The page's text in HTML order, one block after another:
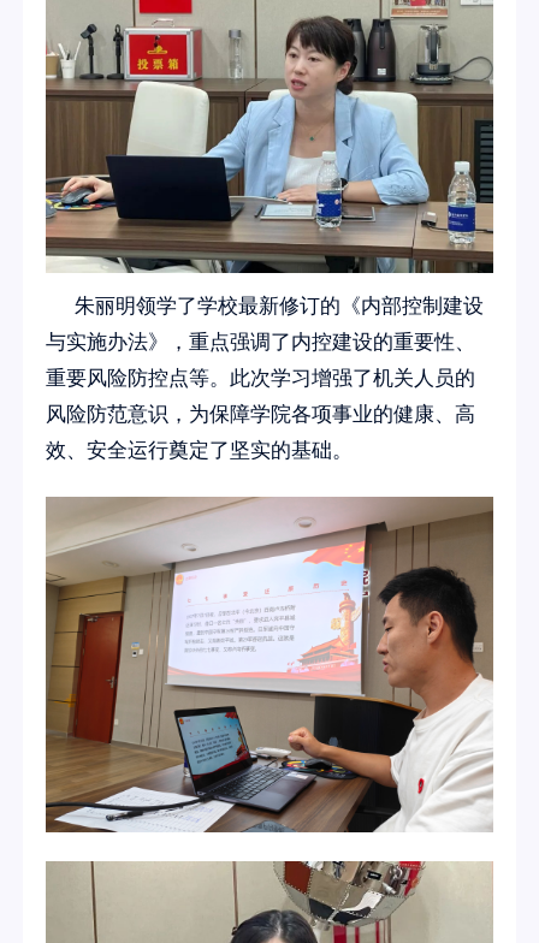
朱丽明领学了学校最新修订的《内部控制建设
与实施办法》，重点强调了内控建设的重要性、
重要风险防控点等。此次学习增强了机关人员的
风险防范意识，为保障学院各项事业的健康、高
效、安全运行奠定了坚实的基础。